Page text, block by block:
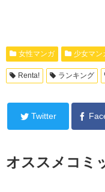
女性マンガ 少女マン
Renta! ランキング
Twitter
オススメコミ